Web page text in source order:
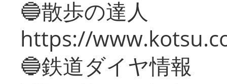
🔵散歩の達人
https://
🔵鉄道ダイヤ情報